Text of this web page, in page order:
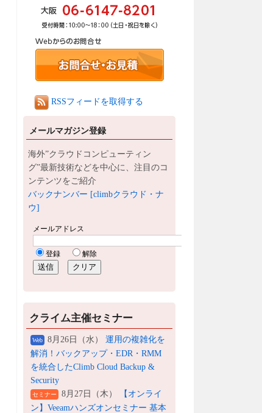
RSSフィードを取得する
メールマガジン登録
海外”クラウドコンピューティン
グ”最新技術などを中心に、注目のコ
ンテンツをご紹介
バックナンバー [climbクラウド・ナ
ウ]
クライム主催セミナー
Web 8月26日（水） 運用の複雑化を
解消！バックアップ・EDR・RMM
を統合したClimb Cloud Backup &
Security
セミナー 8月27日（木）
【オンライ
ン】Veeamハンズオンセミナー 基本